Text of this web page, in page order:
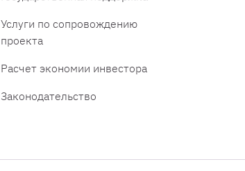
Услуги по сопровождению
проекта
Расчет экономии инвестора
Законодательство